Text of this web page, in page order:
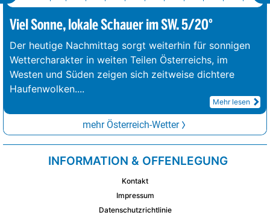
Viel Sonne, lokale Schauer im SW. 5/20°
Der heutige Nachmittag sorgt weiterhin für sonnigen
Wettercharakter in weiten Teilen Österreichs, im
Westen und Süden zeigen sich zeitweise dichtere
Haufenwolken....
Mehr lesen
mehr Österreich-Wetter
INFORMATION & OFFENLEGUNG
Kontakt
Impressum
Datenschutzrichtlinie